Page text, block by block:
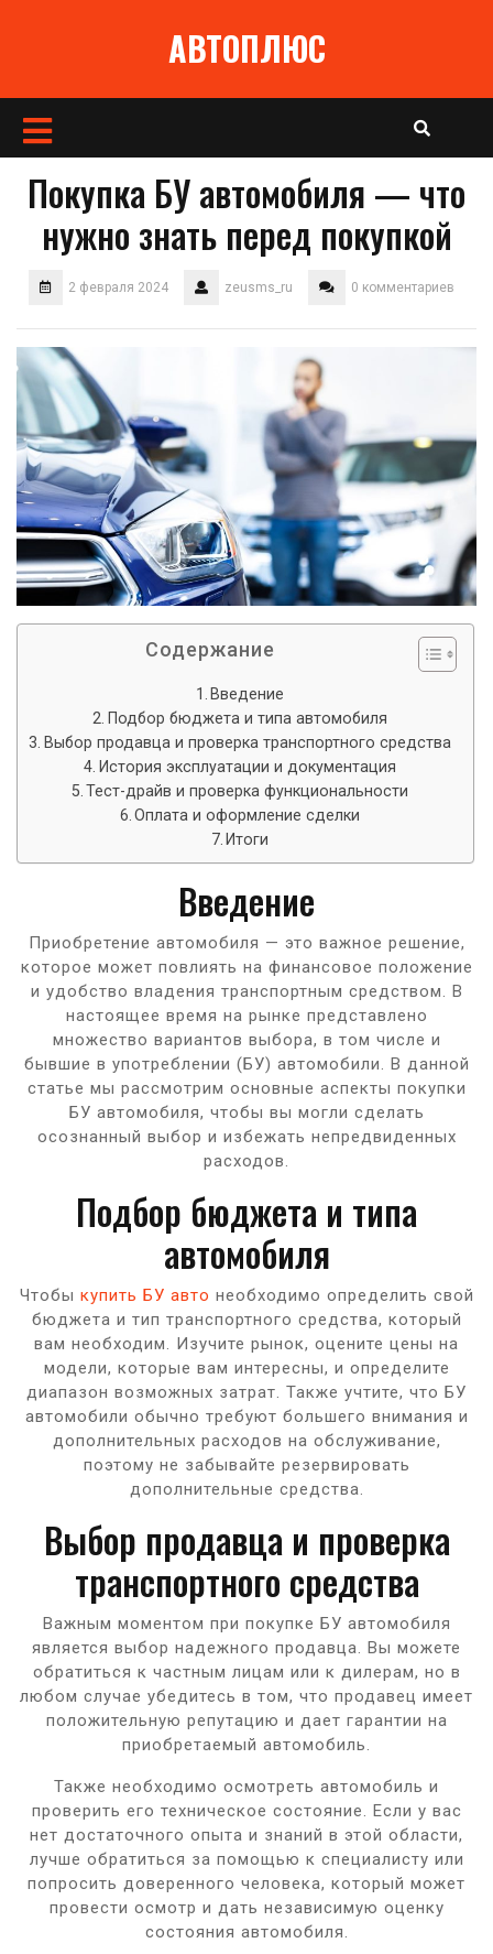
АВТОПЛЮС
Кнопка
Открыть
Покупка БУ автомобиля — что
нужно знать перед покупкой
2 февраля 2024 zeusms_ru 0 комментариев
Содержание
Введение
Подбор бюджета и типа автомобиля
Выбор продавца и проверка транспортного средства
История эксплуатации и документация
Тест-драйв и проверка функциональности
Оплата и оформление сделки
Итоги
Введение
Приобретение автомобиля — это важное решение,
которое может повлиять на финансовое положение
и удобство владения транспортным средством. В
настоящее время на рынке представлено
множество вариантов выбора, в том числе и
бывшие в употреблении (БУ) автомобили. В данной
статье мы рассмотрим основные аспекты покупки
БУ автомобиля, чтобы вы могли сделать
осознанный выбор и избежать непредвиденных
расходов.
Подбор бюджета и типа
автомобиля
Чтобы купить БУ авто необходимо определить свой
бюджета и тип транспортного средства, который
вам необходим. Изучите рынок, оцените цены на
модели, которые вам интересны, и определите
диапазон возможных затрат. Также учтите, что БУ
автомобили обычно требуют большего внимания и
дополнительных расходов на обслуживание,
поэтому не забывайте резервировать
дополнительные средства.
Выбор продавца и проверка
транспортного средства
Важным моментом при покупке БУ автомобиля
является выбор надежного продавца. Вы можете
обратиться к частным лицам или к дилерам, но в
любом случае убедитесь в том, что продавец имеет
положительную репутацию и дает гарантии на
приобретаемый автомобиль.
Также необходимо осмотреть автомобиль и
проверить его техническое состояние. Если у вас
нет достаточного опыта и знаний в этой области,
лучше обратиться за помощью к специалисту или
попросить доверенного человека, который может
провести осмотр и дать независимую оценку
состояния автомобиля.